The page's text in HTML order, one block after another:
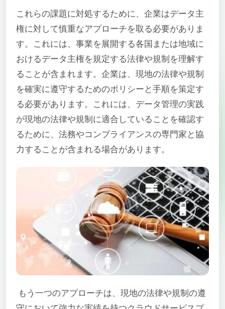
これらの課題に対処するために、企業はデータ主
権に対して慎重なアプローチを取る必要がありま
す。これには、事業を展開する各国または地域に
おけるデータ主権を規定する法律や規制を理解す
ることが含まれます。企業は、現地の法律や規制
を確実に遵守するためのポリシーと手順を策定す
る必要があります。これには、データ管理の実践
が現地の法律や規制に適合していることを確認す
るために、法務やコンプライアンスの専門家と協
力することが含まれる場合があります。
もう一つのアプローチは、現地の法律や規制の遵